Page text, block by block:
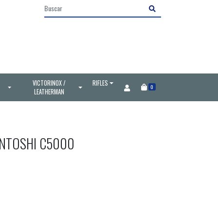
VICTORINOX /
LEATHERMAN
RIFLES 0
C5000